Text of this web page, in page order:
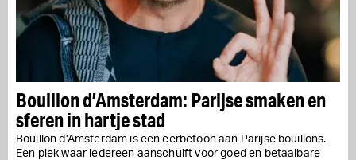
Bouillon d’Amsterdam: Parijse smaken en
sferen in hartje stad
Bouillon d’Amsterdam is een eerbetoon aan Parijse bouillons.
Een plek waar iedereen aanschuift voor goed en betaalbare